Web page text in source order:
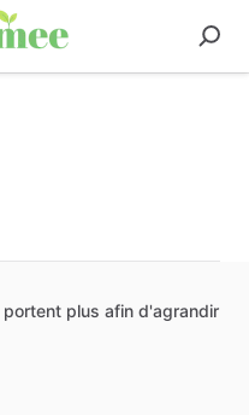
portent plus afin d'agrandir